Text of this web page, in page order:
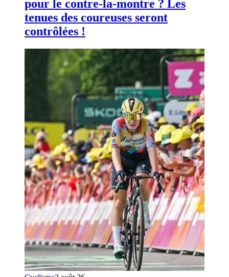
pour le contre-la-montre ? Les
tenues des coureuses seront
contrôlées !